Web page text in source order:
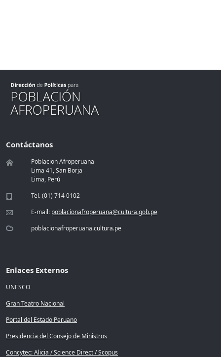
Contáctanos
Poblacion Afroperuana
Lima 41, San Borja
Lima, Perú
Tel. (01) 714 0102
E-mail: poblacionafroperuana@cultura.gob.pe
poblacionafroperuana.cultura.pe
Enlaces Externos
UNESCO
Gran Teatro Nacional
Portal del Estado Peruano
Presidencia del Consejo de Ministros
Concytec: Alicia / Science Direct / Scopus